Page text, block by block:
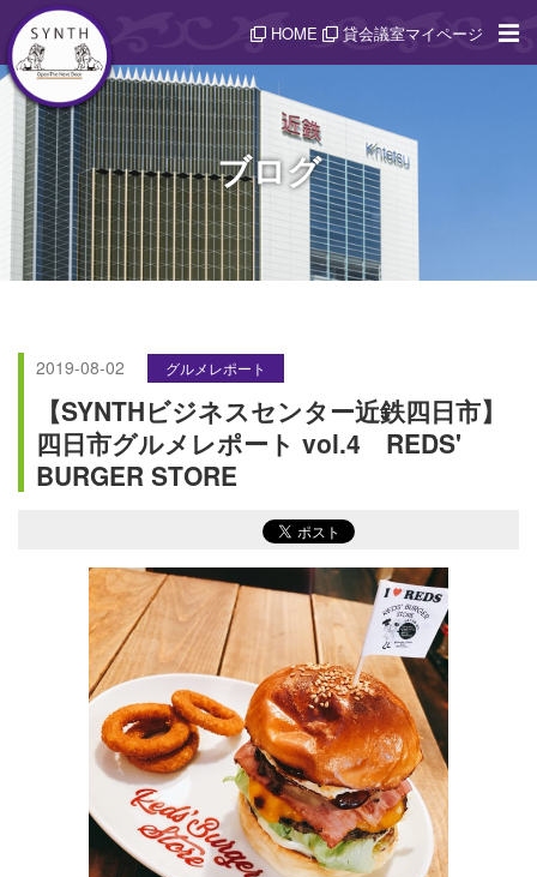
HOME 貸会議室マイページ
ブログ
2019-08-02 グルメレポート
【SYNTHビジネスセンター近鉄四日市】
四日市グルメレポート vol.4 REDS'
BURGER STORE